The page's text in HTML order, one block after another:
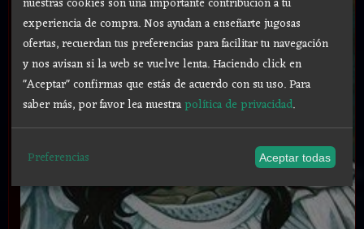
experiencia de compra. Nos ayudan a enseñarte jugosas
ofertas, recuerdan tus preferencias para facilitar tu navegación
y nos avisan si la web se vuelve lenta. Haciendo click en
"Aceptar" confirmas que estás de acuerdo con su uso.Para
saber más, por favor lea nuestrapolítica de privacidad.
Preferencias Aceptar todas